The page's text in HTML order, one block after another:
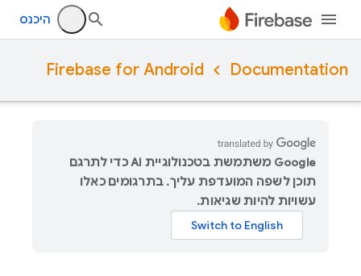
היכנס
Documentation
Firebase for Android
‫Google משתמשת בטכנולוגיית AI כדי לתרגם
תוכן לשפה המועדפת עליך. בתרגומים כאלו
עשויות להיות שגיאות.